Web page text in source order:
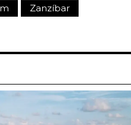
Zanzíbar